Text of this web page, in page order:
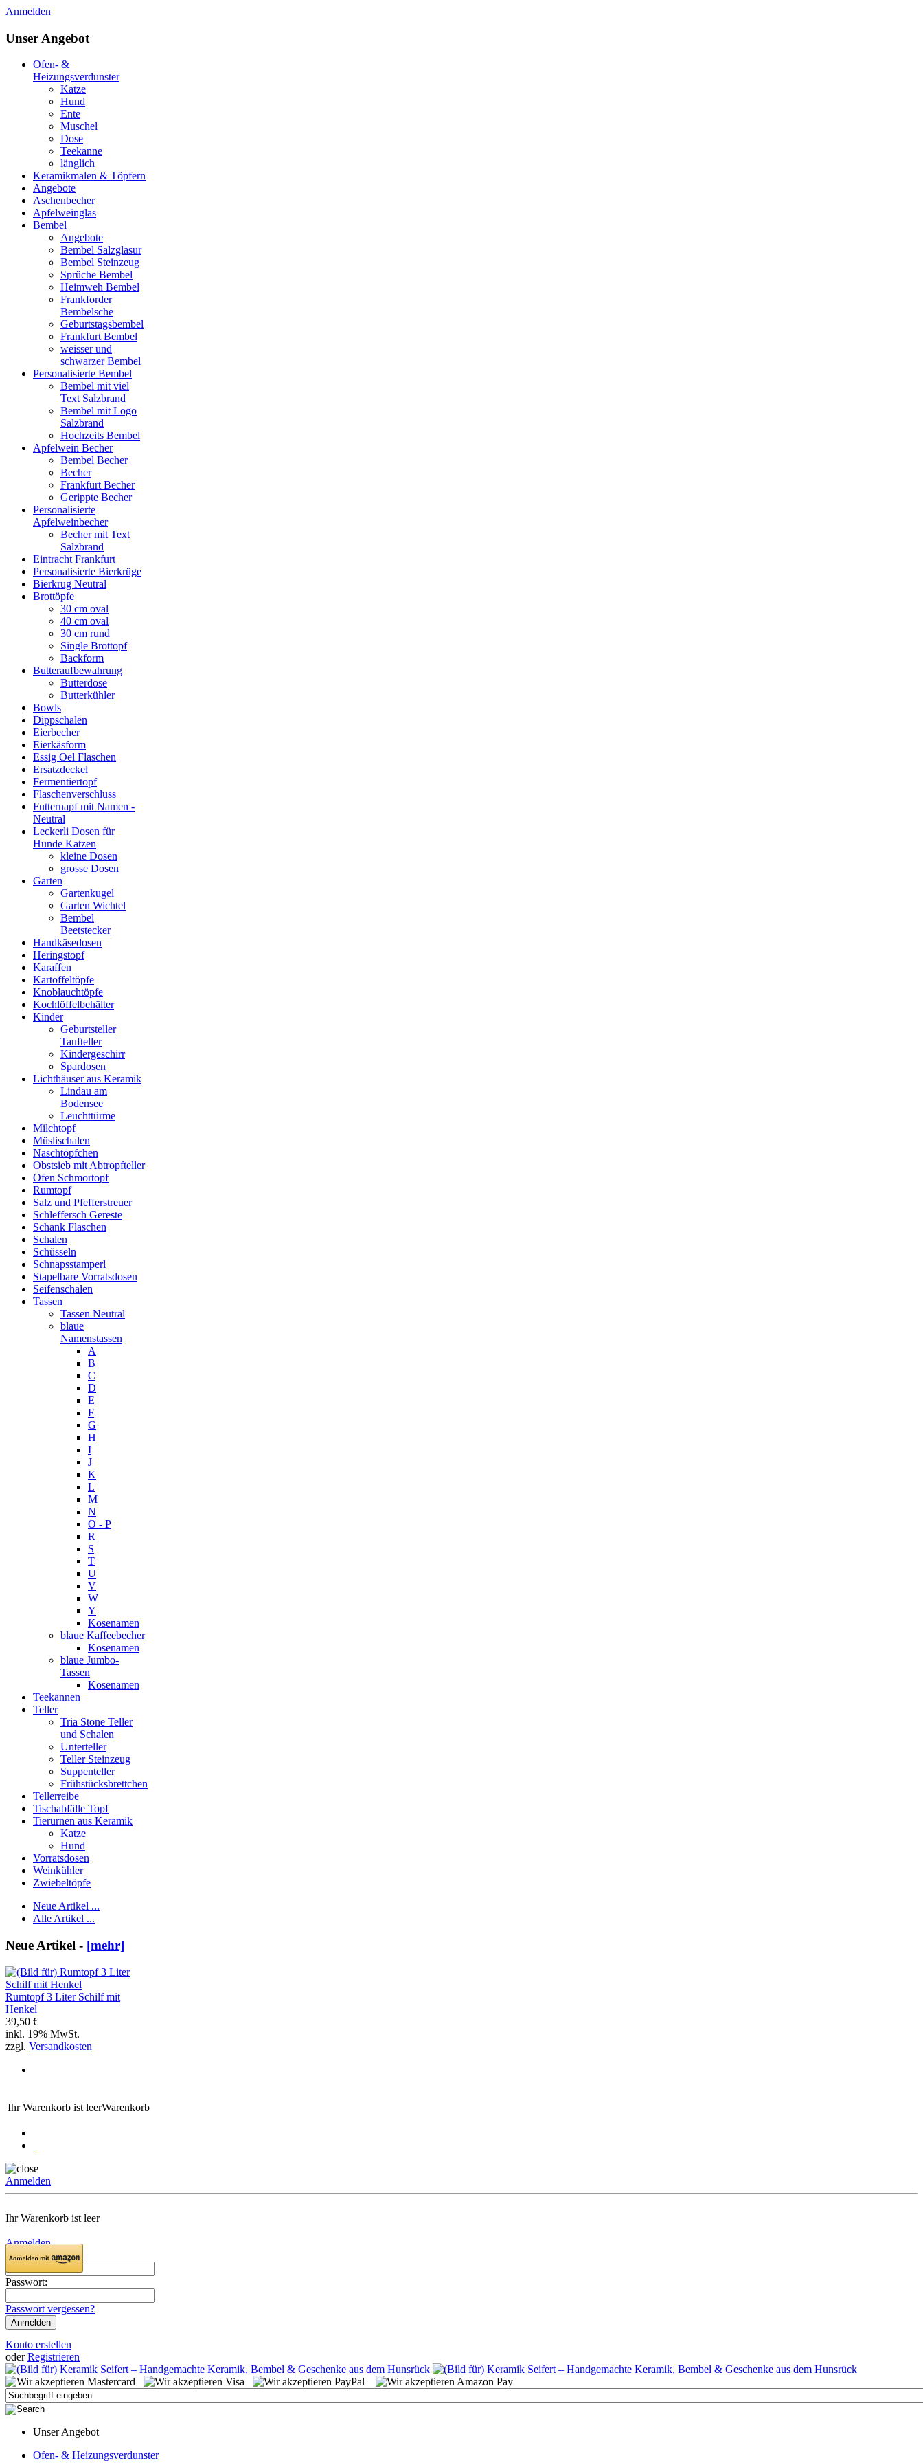
Anmelden
Unser Angebot
Ofen- &
Heizungsverdunster
Katze
Hund
Ente
Muschel
Dose
Teekanne
länglich
Keramikmalen & Töpfern
Angebote
Aschenbecher
Apfelweinglas
Bembel
Angebote
Bembel Salzglasur
Bembel Steinzeug
Sprüche Bembel
Heimweh Bembel
Frankforder
Bembelsche
Geburtstagsbembel
Frankfurt Bembel
weisser und
schwarzer Bembel
Personalisierte Bembel
Bembel mit viel
Text Salzbrand
Bembel mit Logo
Salzbrand
Hochzeits Bembel
Apfelwein Becher
Bembel Becher
Becher
Frankfurt Becher
Gerippte Becher
Personalisierte
Apfelweinbecher
Becher mit Text
Salzbrand
Eintracht Frankfurt
Personalisierte Bierkrüge
Bierkrug Neutral
Brottöpfe
30 cm oval
40 cm oval
30 cm rund
Single Brottopf
Backform
Butteraufbewahrung
Butterdose
Butterkühler
Bowls
Dippschalen
Eierbecher
Eierkäsform
Essig Oel Flaschen
Ersatzdeckel
Fermentiertopf
Flaschenverschluss
Futternapf mit Namen -
Neutral
Leckerli Dosen für
Hunde Katzen
kleine Dosen
grosse Dosen
Garten
Gartenkugel
Garten Wichtel
Bembel
Beetstecker
Handkäsedosen
Heringstopf
Karaffen
Kartoffeltöpfe
Knoblauchtöpfe
Kochlöffelbehälter
Kinder
Geburtsteller
Taufteller
Kindergeschirr
Spardosen
Lichthäuser aus Keramik
Lindau am
Bodensee
Leuchttürme
Milchtopf
Müslischalen
Naschtöpfchen
Obstsieb mit Abtropfteller
Ofen Schmortopf
Rumtopf
Salz und Pfefferstreuer
Schleffersch Gereste
Schank Flaschen
Schalen
Schüsseln
Schnapsstamperl
Stapelbare Vorratsdosen
Seifenschalen
Tassen
Tassen Neutral
blaue
Namenstassen
A
B
C
D
E
F
G
H
I
J
K
L
M
N
O - P
R
S
T
U
V
W
Y
Kosenamen
blaue Kaffeebecher
Kosenamen
blaue Jumbo-
Tassen
Kosenamen
Teekannen
Teller
Tria Stone Teller
und Schalen
Unterteller
Teller Steinzeug
Suppenteller
Frühstücksbrettchen
Tellerreibe
Tischabfälle Topf
Tierurnen aus Keramik
Katze
Hund
Vorratsdosen
Weinkühler
Zwiebeltöpfe
Neue Artikel ...
Alle Artikel ...
Neue Artikel - [mehr]
Rumtopf 3 Liter Schilf mit
Henkel
39,50 €
inkl. 19% MwSt.
zzgl. Versandkosten
Ihr Warenkorb ist leerWarenkorb
Anmelden
Ihr Warenkorb ist leer
Anmelden
Email:
Passwort:
Passwort vergessen?
Konto erstellen
oder Registrieren
Unser Angebot
Ofen- & Heizungsverdunster